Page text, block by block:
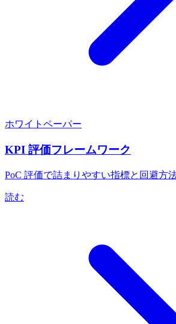
ホワイトペーパー
KPI 評価フレームワーク
PoC 評価で詰まりやすい指標と回避方法
読む